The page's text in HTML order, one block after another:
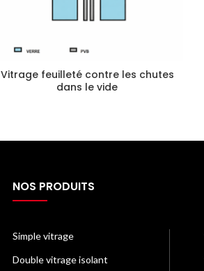
Vitrage feuilleté contre les chutes
dans le vide
NOS PRODUITS
Simple vitrage
Double vitrage isolant